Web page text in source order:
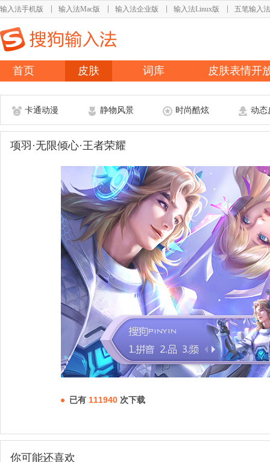
输入法手机版 输入法Mac版 输入法企业版 输入法Linux版 五笔输入法
首页 皮肤 词库 皮肤表情开
卡通动漫 静物风景 时尚酷炫 动态
项羽·无限倾心·王者荣耀
已有 111940 次下载
你可能还喜欢